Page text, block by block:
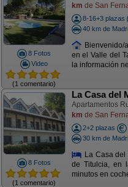
8 Fotos
Video
(1 comentario)
km de San
8-16+3 plazas
40 km de
Bienvenido/
en el Valle del
la información
8 Fotos
(1 comentario)
La Casa del
Apartamentos
km de San
2+2 plazas
30 km de
La Casa
de Titulcia, en
minutos en